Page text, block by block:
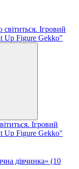
Ігровий
Up Figure Gekko"